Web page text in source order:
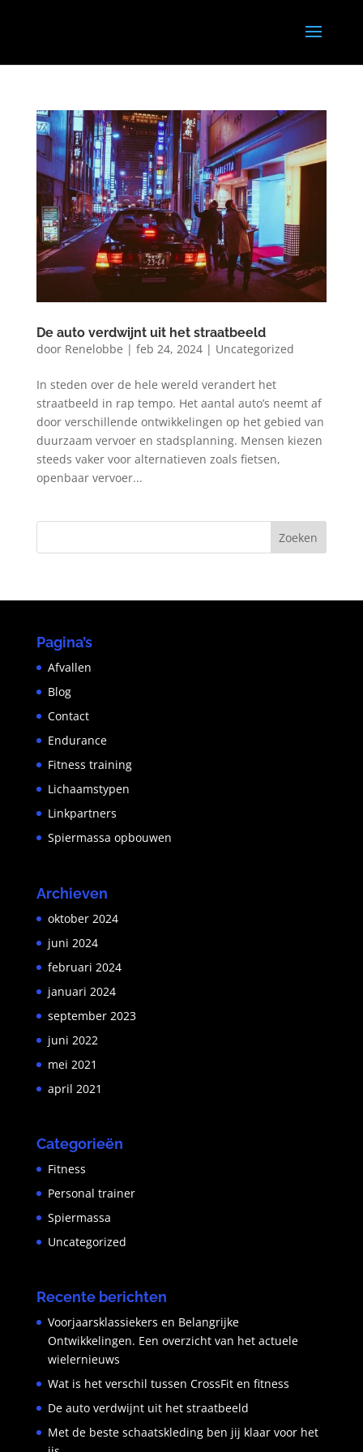
De auto verdwijnt uit het straatbeeld
door Renelobbe | feb 24, 2024| Uncategorized
In steden over de hele wereld verandert het
straatbeeld in rap tempo. Het aantal auto’s neemt af
door verschillende ontwikkelingen op het gebied van
duurzaam vervoer en stadsplanning. Mensen kiezen
steeds vaker voor alternatieven zoals fietsen,
openbaar vervoer...
Pagina’s
Afvallen
Blog
Contact
Endurance
Fitness training
Lichaamstypen
Linkpartners
Spiermassa opbouwen
Archieven
oktober 2024
juni 2024
februari 2024
januari 2024
september 2023
juni 2022
mei 2021
april 2021
Categorieën
Fitness
Personal trainer
Spiermassa
Uncategorized
Recente berichten
Voorjaarsklassiekers en Belangrijke
Ontwikkelingen. Een overzicht van het actuele
wielernieuws
Wat is het verschil tussen CrossFit en fitness
De auto verdwijnt uit het straatbeeld
Met de beste schaatskleding ben jij klaar voor het